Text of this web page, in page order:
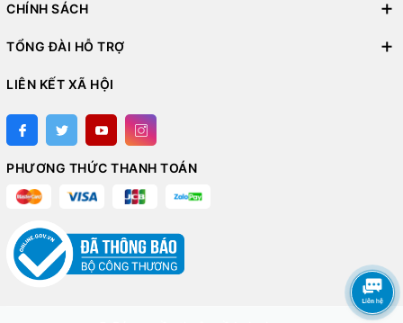
CHÍNH SÁCH
TỔNG ĐÀI HỖ TRỢ
LIÊN KẾT XÃ HỘI
PHƯƠNG THỨC THANH TOÁN